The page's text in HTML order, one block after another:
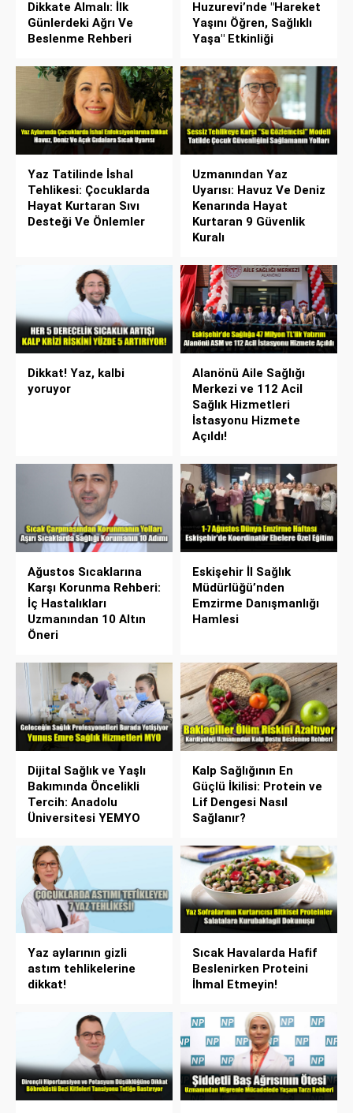
Dikkate Almalı: İlk
Günlerdeki Ağrı Ve
Beslenme Rehberi
Huzurevi’nde "Hareket
Yaşını Öğren, Sağlıklı
Yaşa" Etkinliği
Yaz Tatilinde İshal
Tehlikesi: Çocuklarda
Hayat Kurtaran Sıvı
Desteği Ve Önlemler
Uzmanından Yaz
Uyarısı: Havuz Ve Deniz
Kenarında Hayat
Kurtaran 9 Güvenlik
Kuralı
Dikkat! Yaz, kalbi
yoruyor
Alanönü Aile Sağlığı
Merkezi ve 112 Acil
Sağlık Hizmetleri
İstasyonu Hizmete
Açıldı!
Ağustos Sıcaklarına
Karşı Korunma Rehberi:
İç Hastalıkları
Uzmanından 10 Altın
Öneri
Eskişehir İl Sağlık
Müdürlüğü’nden
Emzirme Danışmanlığı
Hamlesi
Dijital Sağlık ve Yaşlı
Bakımında Öncelikli
Tercih: Anadolu
Üniversitesi YEMYO
Kalp Sağlığının En
Güçlü İkilisi: Protein ve
Lif Dengesi Nasıl
Sağlanır?
Yaz aylarının gizli
astım tehlikelerine
dikkat!
Sıcak Havalarda Hafif
Beslenirken Proteini
İhmal Etmeyin!